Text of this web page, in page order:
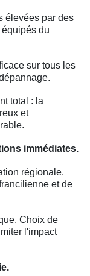
élevées par des
du
sur tous les
total : la
et
immédiates.
régionale.
et de
Choix de
l'impact